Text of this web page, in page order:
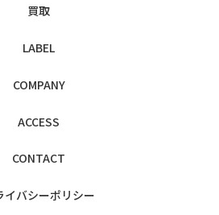
買取
LABEL
COMPANY
ACCESS
CONTACT
イバシーポリシー